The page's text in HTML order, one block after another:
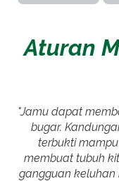
Aturan
"Jamu dapat
bugar.
terbukti
membuat tubuh
gangguan keluhan